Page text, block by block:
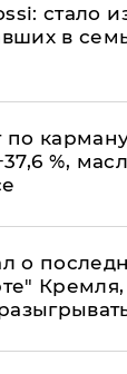
стало
в
%,
о